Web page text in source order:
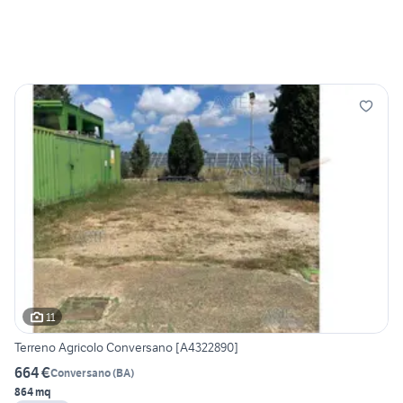
11
Terreno Agricolo Conversano [A4322890]
664 €Conversano(BA)
864 mq